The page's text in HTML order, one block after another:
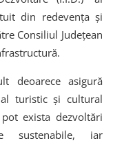
din redevența și
Consiliul Județean
deoarece asigură
turistic și cultural
exista dezvoltări
sustenabile, iar